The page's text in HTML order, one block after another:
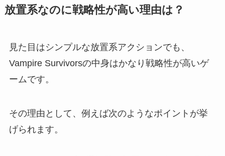
放置系なのに戦略性が高い理由は？
見た目はシンプルな放置系アクションでも、
Vampire Survivorsの中身はかなり戦略性が高いゲ
ームです。
その理由として、例えば次のようなポイントが挙
げられます。